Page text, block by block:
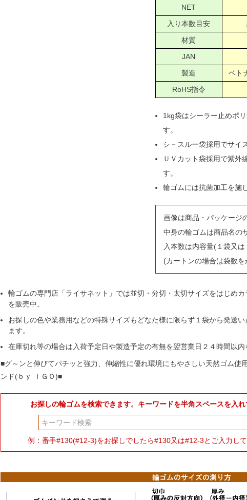
NET
入り本数目安
材質
JAN
製造
ベト
RoHS指令
1kg袋はシーラー止めポ
す。
シ－スルー袋採用でサイ
ＵＶカット袋採用で紫外
す。
輪ゴムには抗菌加工を施
画像は商品・パッケージ
中身の輪ゴムは商品名の
入本数は内容量(１袋又
(カートンの場合は袋数
輪ゴムの専門店「ライサネット」では並切・分切・太切サイズをはじめ
を販売中。
お探しの色や業務用などの特殊サイズもどなた様に限らず１袋から発送
ます。
在庫切れ等の場合は入荷予定日や製造予定の有無を翌営業日２４時間以
■グ～ンと伸びてパチッと強力、伸縮性に優れ環境にもやさしい天然ゴム
ンド(ｂｙ ＩＧＯ)■
お探しの輪ゴムを検索できます。キーワードを半角スペースを入
検索
例：番手#130(#12-3)をお探しでしたら#130又は#12-3とご入力し